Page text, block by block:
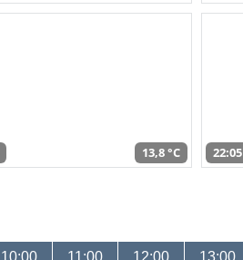
13,8 °C 22:05
10:00 11:00 12:00 13:00